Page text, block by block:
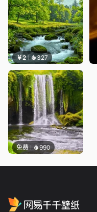
￥2 327
免费 990